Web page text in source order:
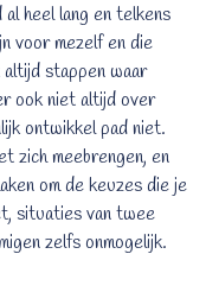
heel lang en telkens
voor mezelf en die
stappen waar
ook niet altijd over
ontwikkel pad niet.
zich meebrengen, en
om de keuzes die je
situaties van twee
zelfs onmogelijk.